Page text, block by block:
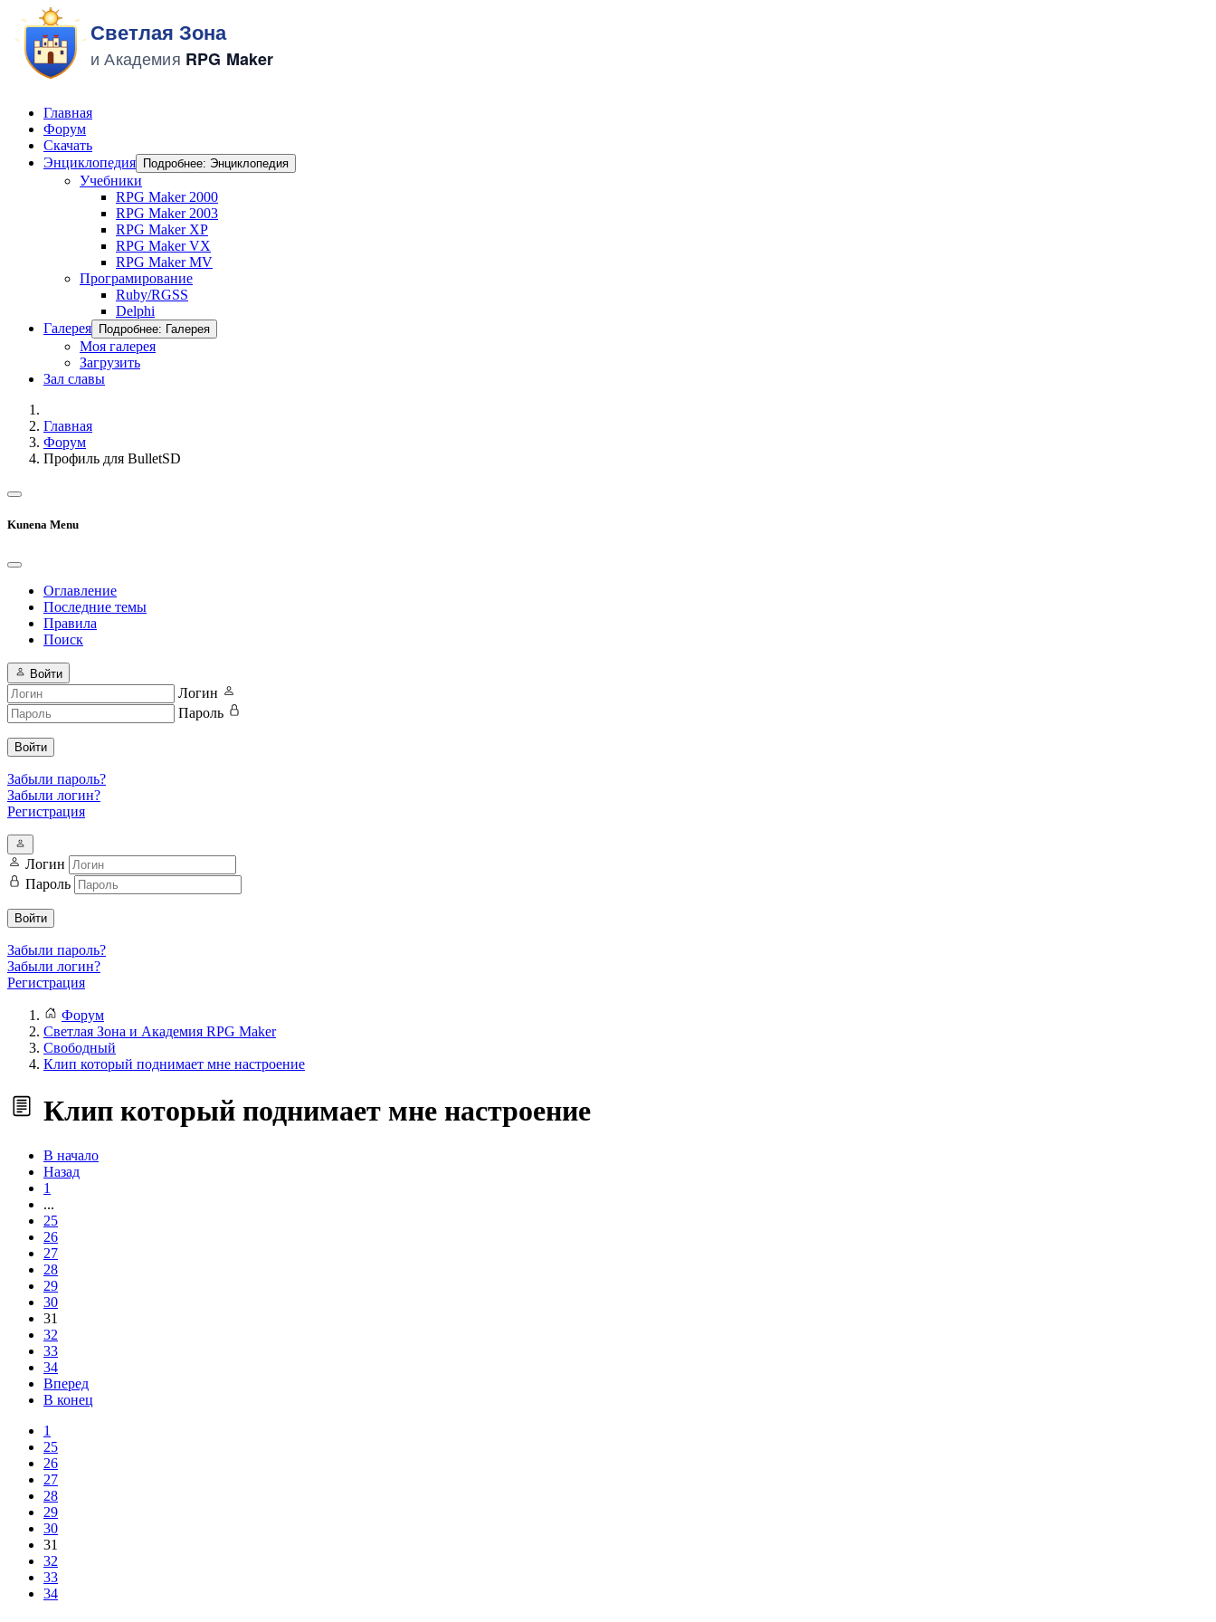
Главная
Форум
Скачать
Энциклопедия
Подробнее: Энциклопедия
Учебники
RPG Maker 2000
RPG Maker 2003
RPG Maker XP
RPG Maker VX
RPG Maker MV
Програмирование
Ruby/RGSS
Delphi
Галерея
Подробнее: Галерея
Моя галерея
Загрузить
Зал славы
Главная
Форум
Профиль для BulletSD
Kunena Menu
Оглавление
Последние темы
Правила
Поиск
Войти
Логин
Пароль
Войти
Забыли пароль?
Забыли логин?
Регистрация
Логин
Пароль
Войти
Забыли пароль?
Забыли логин?
Регистрация
Форум
Светлая Зона и Академия RPG Maker
Свободный
Клип который поднимает мне настроение
Клип который поднимает мне настроение
В начало
Назад
1
...
25
26
27
28
29
30
31
32
33
34
Вперед
В конец
1
25
26
27
28
29
30
31
32
33
34